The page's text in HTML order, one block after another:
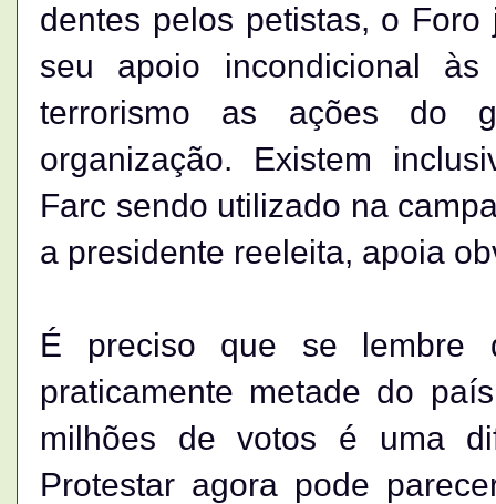
dentes pelos petistas, o
seu apoio incondicional
terrorismo as ações do
organização. Existem
Farc sendo utilizado na
a presidente reeleita, apoia
É preciso que se lembre
praticamente metade do
milhões de votos é uma
Protestar agora pode